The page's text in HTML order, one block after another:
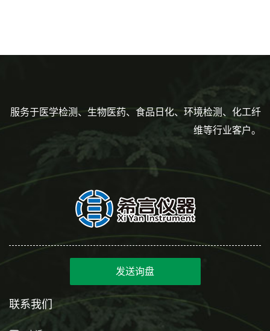
服务于医学检测、生物医药、食品日化、环境检测、化工纤
维等行业客户。
发送询盘
联系我们